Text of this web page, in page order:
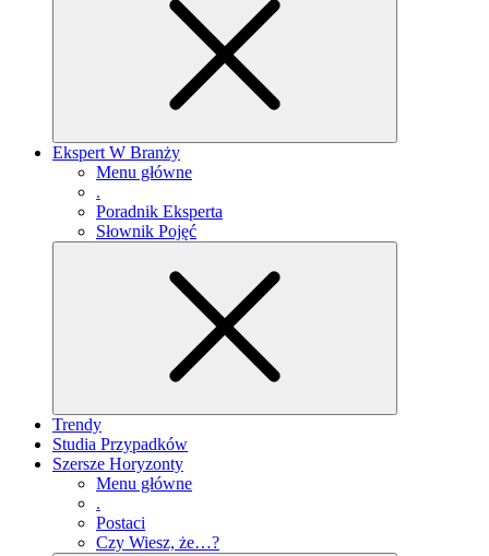
Ekspert W Branży
Menu główne
.
Poradnik Eksperta
Słownik Pojęć
Trendy
Studia Przypadków
Szersze Horyzonty
Menu główne
.
Postaci
Czy Wiesz, że…?